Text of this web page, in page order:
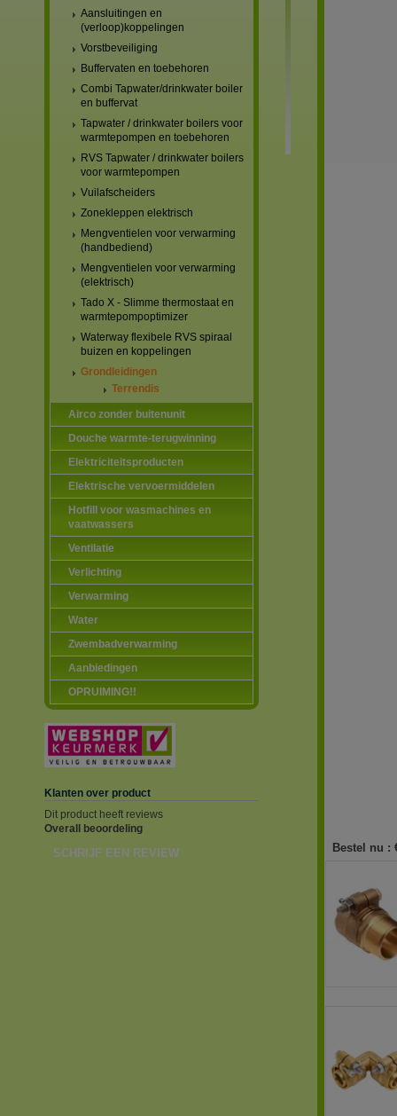
Aansluitingen en
(verloop)koppelingen
Vorstbeveiliging
Buffervaten en toebehoren
Combi Tapwater/drinkwater boiler
en buffervat
Tapwater / drinkwater boilers voor
warmtepompen en toebehoren
RVS Tapwater / drinkwater boilers
voor warmtepompen
Vuilafscheiders
Zonekleppen elektrisch
Mengventielen voor verwarming
(handbediend)
Mengventielen voor verwarming
(elektrisch)
Tado X - Slimme thermostaat en
warmtepompoptimizer
Waterway flexibele RVS spiraal
buizen en koppelingen
Grondleidingen
Terrendis
Airco zonder buitenunit
Douche warmte-terugwinning
Elektriciteitsproducten
Elektrische vervoermiddelen
Hotfill voor wasmachines en
vaatwassers
Ventilatie
Verlichting
Verwarming
Water
Zwembadverwarming
Aanbiedingen
OPRUIMING!!
Klanten over product
Dit product heeft reviews
Overall beoordeling
SCHRIJF EEN REVIEW Bestel nu :